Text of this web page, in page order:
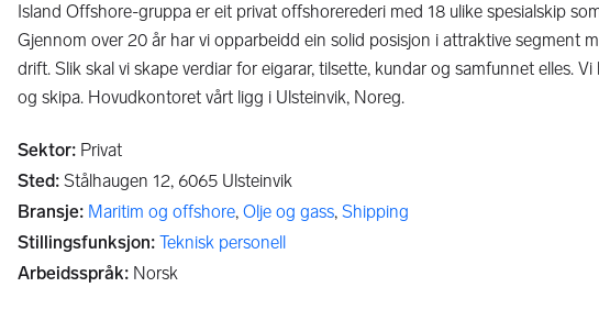
Island Offshore-gruppa er eit privat offshorerederi med 18 ulike spesialskip
Gjennom over 20 år har vi opparbeidd ein solid posisjon i attraktive segment
drift. Slik skal vi skape verdiar for eigarar, tilsette, kundar og samfunnet elles.
og skipa. Hovudkontoret vårt ligg i Ulsteinvik, Noreg.
Sektor: Privat
Sted: Stålhaugen 12, 6065 Ulsteinvik
Bransje: Maritim og offshore, Olje og gass, Shipping
Stillingsfunksjon: Teknisk personell
Arbeidsspråk: Norsk